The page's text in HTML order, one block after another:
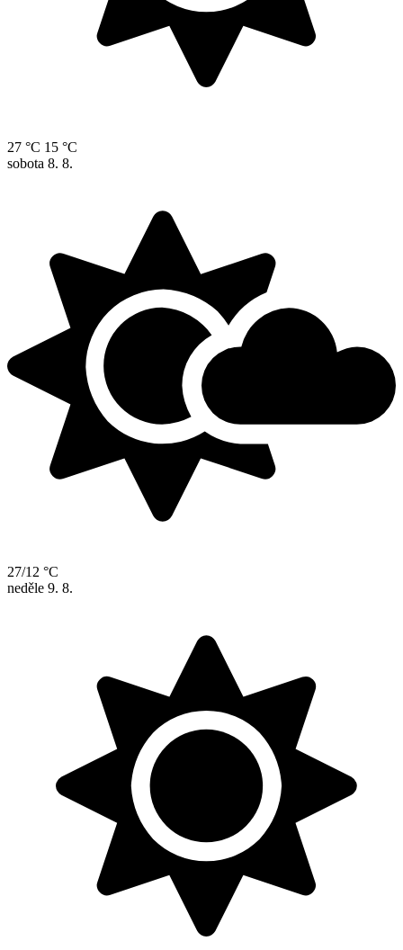
27 °C 15 °C
sobota 8. 8.
27/12 °C
neděle 9. 8.